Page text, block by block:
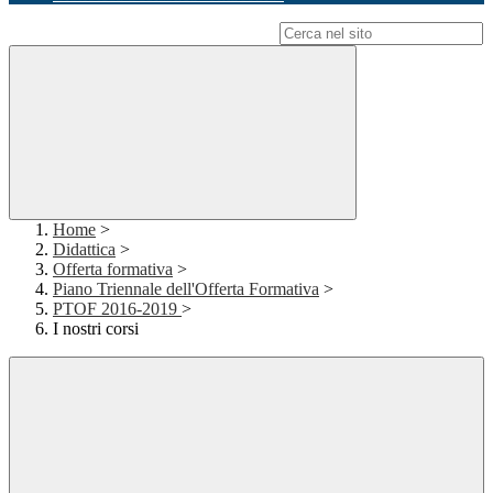
Home >
Didattica >
Offerta formativa >
Piano Triennale dell'Offerta Formativa >
PTOF 2016-2019 >
I nostri corsi